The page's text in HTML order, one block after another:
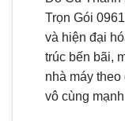
Trọn Gói
và hiện đại
trúc bến bãi,
nhà máy
vô cùng